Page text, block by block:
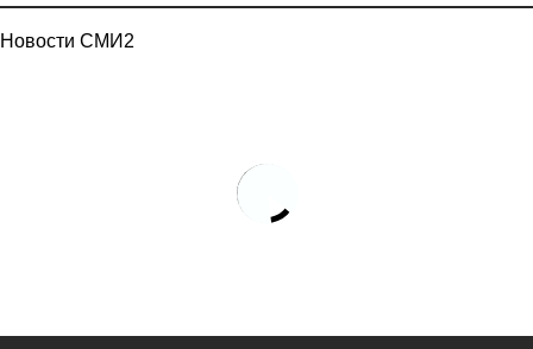
Новости СМИ2